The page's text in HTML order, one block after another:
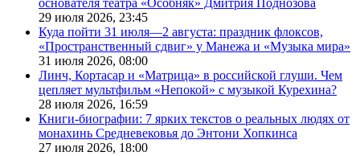
основателя театра «Особняк» Дмитрия Поднозова
29 июля 2026, 23:45
Куда пойти 31 июля—2 августа: праздник флоксов,
«Пространственный сдвиг» у Манежа и «Музыка мира»
31 июля 2026, 08:00
Линч, Кортасар и «Матрица» в российской глуши. Чем
цепляет мультфильм «Непокой» с музыкой Курехина?
28 июля 2026, 16:59
Книги-биографии: 7 ярких текстов о реальных людях от
монахинь Средневековья до Энтони Хопкинса
27 июля 2026, 18:00